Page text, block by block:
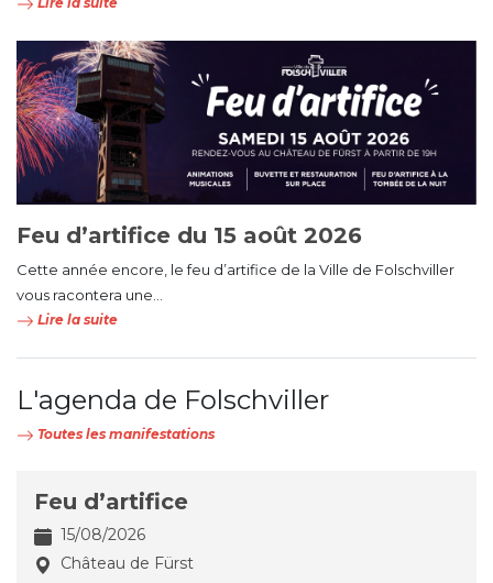
Feu d’artifice du 15 août 2026
Cette année encore, le feu d’artifice de la Ville de Folschviller
vous racontera une...
Lire la suite
L'agenda de Folschviller
Toutes les manifestations
Feu d’artifice
15/08/2026
Château de Fürst